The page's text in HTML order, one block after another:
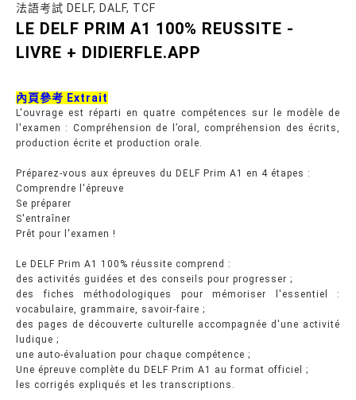
法語考試 DELF, DALF, TCF
LE DELF PRIM A1 100% REUSSITE -
LIVRE + DIDIERFLE.APP
內頁參考 Extrait
L'ouvrage est réparti en quatre compétences sur le modèle de
l'examen : Compréhension de l’oral, compréhension des écrits,
production écrite et production orale.
Préparez-vous aux épreuves du DELF Prim A1 en 4 étapes :
Comprendre l'épreuve
Se préparer
S'entraîner
Prêt pour l'examen !
Le DELF Prim A1 100% réussite comprend :
des activités guidées et des conseils pour progresser ;
des fiches méthodologiques pour mémoriser l'essentiel :
vocabulaire, grammaire, savoir-faire ;
des pages de découverte culturelle accompagnée d'une activité
ludique ;
une auto-évaluation pour chaque compétence ;
Une épreuve complète du DELF Prim A1 au format officiel ;
les corrigés expliqués et les transcriptions.